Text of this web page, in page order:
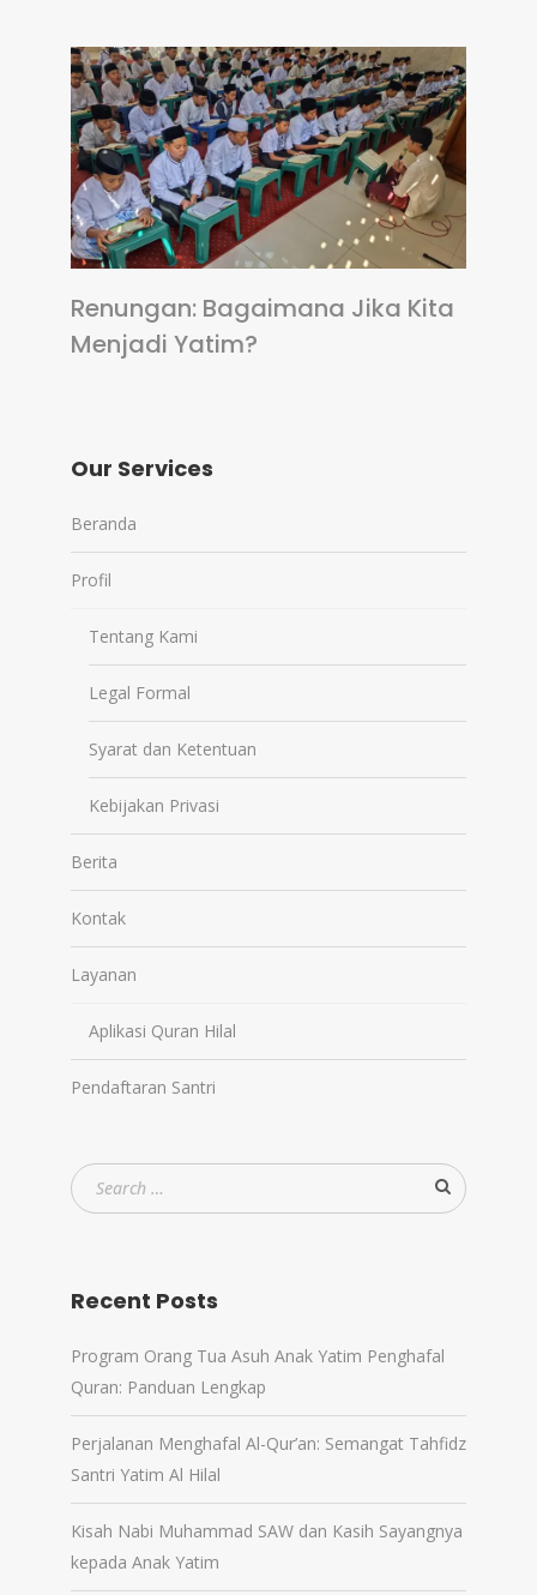
Renungan: Bagaimana Jika Kita
Menjadi Yatim?
Our Services
Beranda
Profil
Tentang Kami
Legal Formal
Syarat dan Ketentuan
Kebijakan Privasi
Berita
Kontak
Layanan
Aplikasi Quran Hilal
Pendaftaran Santri
Recent Posts
Program Orang Tua Asuh Anak Yatim Penghafal
Quran: Panduan Lengkap
Perjalanan Menghafal Al-Qur’an: Semangat Tahfidz
Santri Yatim Al Hilal
Kisah Nabi Muhammad SAW dan Kasih Sayangnya
kepada Anak Yatim